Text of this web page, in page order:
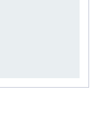
Çocuk Kitaplığı